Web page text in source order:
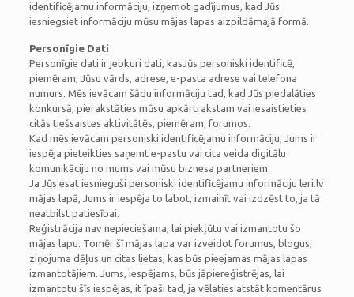
identificējamu informāciju, izņemot gadījumus, kad Jūs
iesniegsiet informāciju mūsu mājas lapas aizpildāmajā formā.
Personīgie Dati
Personīgie dati ir jebkuri dati, kasJūs personiski identificē,
piemēram, Jūsu vārds, adrese, e-pasta adrese vai telefona
numurs. Mēs ievācam šādu informāciju tad, kad Jūs piedalāties
konkursā, pierakstāties mūsu apkārtrakstam vai iesaistieties
citās tiešsaistes aktivitātēs, piemēram, forumos.
Kad mēs ievācam personiski identificējamu informāciju, Jums ir
iespēja pieteikties saņemt e-pastu vai cita veida digitālu
komunikāciju no mums vai mūsu biznesa partneriem.
Ja Jūs esat iesnieguši personiski identificējamu informāciju leri.lv
mājas lapā, Jums ir iespēja to labot, izmainīt vai izdzēst to, ja tā
neatbilst patiesībai.
Reģistrācija nav nepieciešama, lai piekļūtu vai izmantotu šo
mājas lapu. Tomēr šī mājas lapa var izveidot forumus, blogus,
ziņojuma dēļus un citas lietas, kas būs pieejamas mājas lapas
izmantotājiem. Jums, iespējams, būs jāpiereģistrējas, lai
izmantotu šīs iespējas, it īpaši tad, ja vēlaties atstāt komentārus